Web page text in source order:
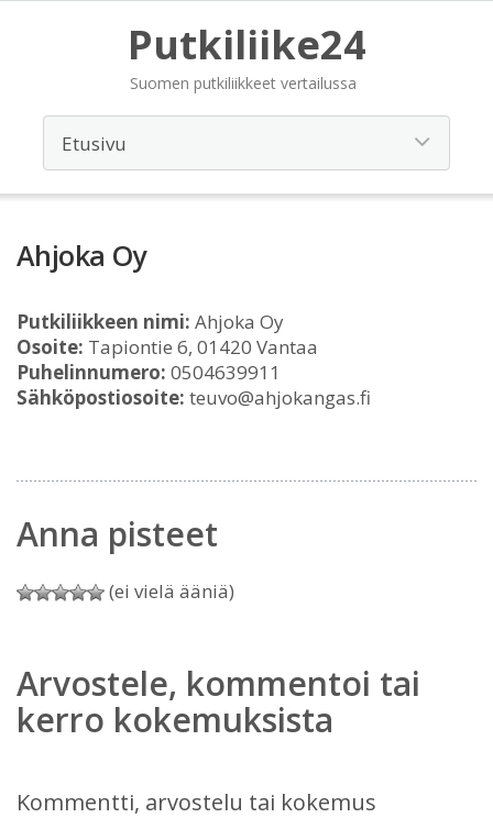
Putkiliike24
Suomen putkiliikkeet vertailussa
Ahjoka Oy
Putkiliikkeen nimi: Ahjoka Oy
Osoite: Tapiontie 6, 01420 Vantaa
Puhelinnumero: 0504639911
Sähköpostiosoite: teuvo@ahjokangas.fi
Anna pisteet
(ei vielä ääniä)
Arvostele, kommentoi tai
kerro kokemuksista
Kommentti, arvostelu tai kokemus